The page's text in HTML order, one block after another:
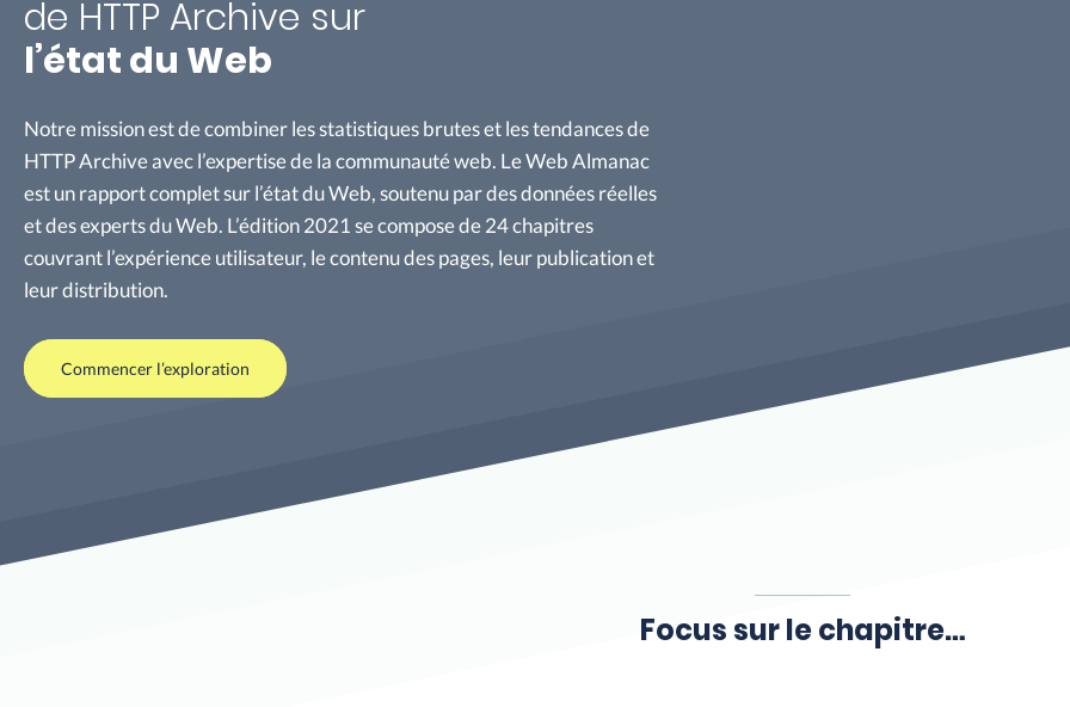
de HTTP Archive sur
l’état du Web
Notre mission est de combiner les statistiques brutes et les tendances de
HTTP Archive avec l’expertise de la communauté web. Le Web Almanac
est un rapport complet sur l’état du Web, soutenu par des données réelles
et des experts du Web. L’édition 2021 se compose de 24 chapitres
couvrant l’expérience utilisateur, le contenu des pages, leur publication et
leur distribution.
Commencer l’exploration
Focus sur le chapitre…